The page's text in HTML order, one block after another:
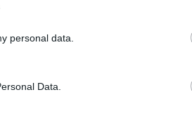
personal data.
Data.